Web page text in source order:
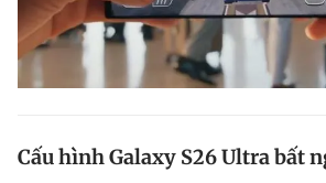
Cấu hình Galaxy S26 Ultra bất